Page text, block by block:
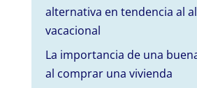
alternativa en tendencia al
vacacional
La importancia de una
al comprar una vivienda